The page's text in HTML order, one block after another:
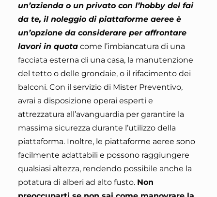
un’azienda o un privato con l’hobby del fai
da te, il noleggio di piattaforme aeree è
un’opzione da considerare per affrontare
lavori in quotacome l’imbiancatura di una
facciata esterna di una casa, la manutenzione
del tetto o delle grondaie, o il rifacimento dei
balconi. Con il servizio di Mister Preventivo,
avrai a disposizione operai esperti e
attrezzatura all’avanguardia per garantire la
massima sicurezza durante l’utilizzo della
piattaforma. Inoltre, le piattaforme aeree sono
facilmente adattabili e possono raggiungere
qualsiasi altezza, rendendo possibile anche la
potatura di alberi ad alto fusto. Non